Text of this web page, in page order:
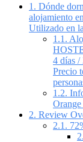
1. Dónde
alojamiento
Utilizado en
1.1.
4 días /
Precio
1.2.
Orange
2. Review
2.1.